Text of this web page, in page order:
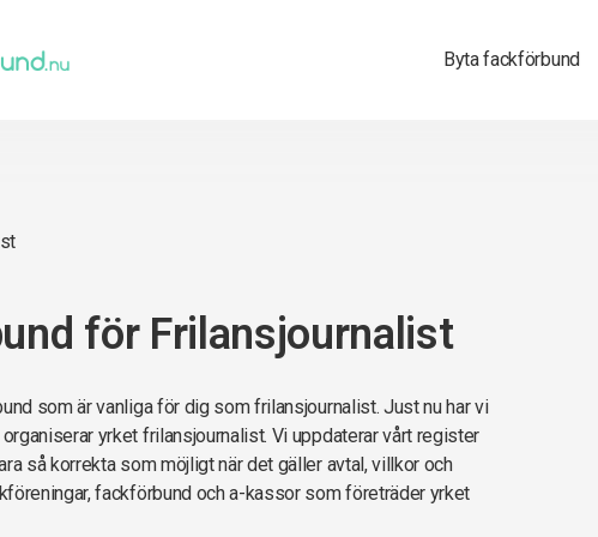
Byta fackförbund
för Frilansjournalist
som är vanliga för dig som frilansjournalist. Just nu har vi
yrket frilansjournalist. Vi uppdaterar vårt register
så korrekta som möjligt när det gäller avtal, villkor och
fackförbund och a-kassor som företräder yrket